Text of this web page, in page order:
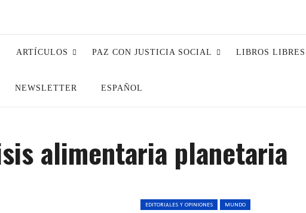
ARTÍCULOS PAZ CON JUSTICIA SOCIAL LIBROS LIBRES
NEWSLETTER ESPAÑOL
alimentaria planetaria
EDITORIALES Y OPINIONES MUNDO